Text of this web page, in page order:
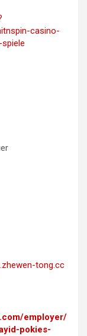
casino-
tong.cc
employer/
pokies-